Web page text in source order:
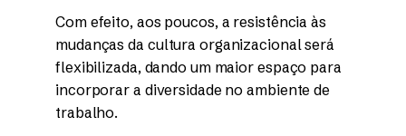
Com efeito, aos poucos, a resistência às
mudanças da cultura organizacional será
flexibilizada, dando um maior espaço para
incorporar a diversidade no ambiente de
trabalho.